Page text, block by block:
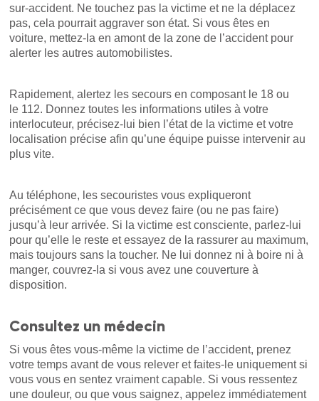
sur-accident. Ne touchez pas la victime et ne la déplacez
pas, cela pourrait aggraver son état. Si vous êtes en
voiture, mettez-la en amont de la zone de l’accident pour
alerter les autres automobilistes.
Rapidement, alertez les secours en composant le 18 ou
le 112. Donnez toutes les informations utiles à votre
interlocuteur, précisez-lui bien l’état de la victime et votre
localisation précise afin qu’une équipe puisse intervenir au
plus vite.
Au téléphone, les secouristes vous expliqueront
précisément ce que vous devez faire (ou ne pas faire)
jusqu’à leur arrivée. Si la victime est consciente, parlez-lui
pour qu’elle le reste et essayez de la rassurer au maximum,
mais toujours sans la toucher. Ne lui donnez ni à boire ni à
manger, couvrez-la si vous avez une couverture à
disposition.
Consultez un médecin
Si vous êtes vous-même la victime de l’accident, prenez
votre temps avant de vous relever et faites-le uniquement si
vous vous en sentez vraiment capable. Si vous ressentez
une douleur, ou que vous saignez, appelez immédiatement